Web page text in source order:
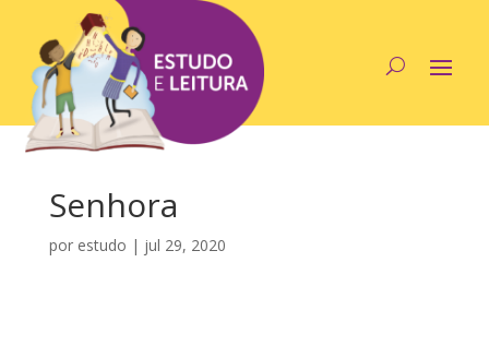
Senhora
por estudo | jul 29, 2020